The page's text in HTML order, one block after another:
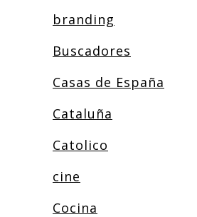
branding
Buscadores
Casas de España
Cataluña
Catolico
cine
Cocina